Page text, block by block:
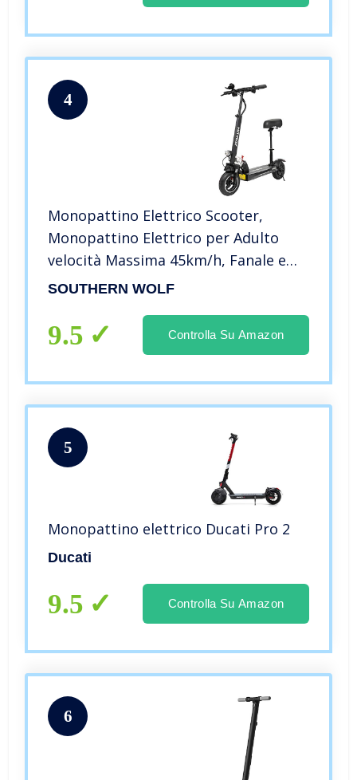
4
Monopattino Elettrico Scooter,
Monopattino Elettrico per Adulto
velocità Massima 45km/h, Fanale e
Display a LED, Scooter da Super
Pieghevole (Black) (Black)
SOUTHERN WOLF
9.5 Controlla Su Amazon
5
Monopattino elettrico Ducati Pro 2
Ducati
9.5 Controlla Su Amazon
6